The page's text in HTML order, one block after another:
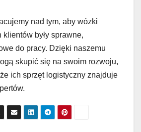
nad tym, aby wózki
klientów były sprawne,
do pracy. Dzięki naszemu
skupić się na swoim rozwoju,
ich sprzęt logistyczny znajduje